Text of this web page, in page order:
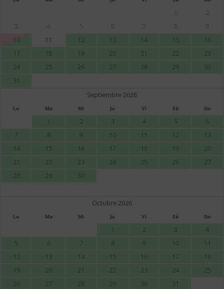
2
3
4 5 6 7 8
9
10
11 12 13 14 15
16
17
18 19 20 21 22
23
24
25 26 27 28 29
30
31
Septiembre 2026
Lu Ma Mi Ju Vi Sá Do
1 2 3 4 5
6
7
8 9 10 11 12
13
14
15 16 17 18 19
20
21
22 23 24 25 26
27
28
29 30
Octubre 2026
Lu Ma Mi Ju Vi Sá Do
1 2 3
4
5
6 7 8 9 10
11
12
13 14 15 16 17
18
19
20 21 22 23 24
25
26
27 28 29 30 31